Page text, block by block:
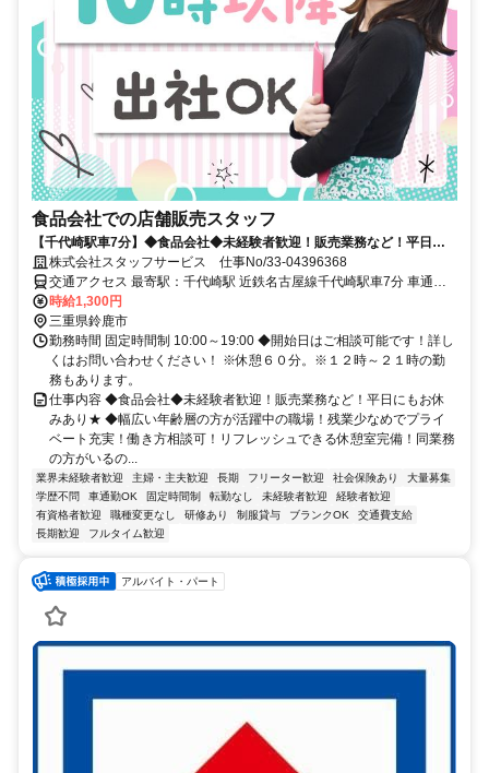
食品会社での店舗販売スタッフ
【千代崎駅車7分】◆食品会社◆未経験者歓迎！販売業務など！平日に
もお休みあり★
株式会社スタッフサービス 仕事No/33-04396368
交通アクセス 最寄駅：千代崎駅 近鉄名古屋線千代崎駅車7分 車通勤
可能
時給1,300円
三重県鈴鹿市
勤務時間 固定時間制 10:00～19:00 ◆開始日はご相談可能です！詳し
くはお問い合わせください！ ※休憩６０分。※１２時～２１時の勤
務もあります。
仕事内容 ◆食品会社◆未経験者歓迎！販売業務など！平日にもお休
みあり★ ◆幅広い年齢層の方が活躍中の職場！残業少なめでプライ
ベート充実！働き方相談可！リフレッシュできる休憩室完備！同業務
の方がいるの...
業界未経験者歓迎 主婦・主夫歓迎 長期 フリーター歓迎 社会保険あり
大量募集
学歴不問
車通勤OK 固定時間制 転勤なし 未経験者歓迎
経験者歓迎
有資格者歓迎
職種変更なし 研修あり 制服貸与 ブランクOK
交通費支給
長期歓迎
フルタイム歓迎
アルバイト・パート